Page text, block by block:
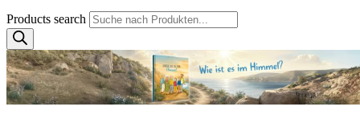
Products search